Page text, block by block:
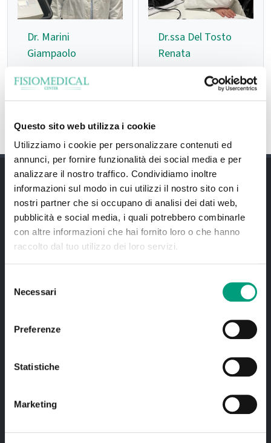
Questo sito web utilizza i cookie
Utilizziamo i cookie per personalizzare contenuti ed
annunci, per fornire funzionalità dei social media e per
analizzare il nostro traffico. Condividiamo inoltre
informazioni sul modo in cui utilizzi il nostro sito con i
nostri partner che si occupano di analisi dei dati web,
pubblicità e social media, i quali potrebbero combinarle
con altre informazioni che hai fornito loro o che hanno
raccolto dal tuo utilizzo dei loro servizi.
delNecessari
Preferenze
Statistiche
Marketing
Dr. Marini
Giampaolo
Dr.ssa Del Tosto
Renata